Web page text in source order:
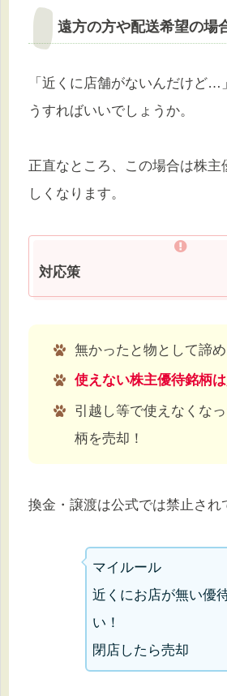
遠方の方や配送希望の場
「近くに店舗がないんだけど…
うすればいいでしょうか。
正直なところ、この場合は株主
しくなります。
対応策
無かったと物として諦め
使えない株主優待銘柄は
引越し等で使えなくな
柄を売却！
換金・譲渡は公式では禁止され
マイルール
近くにお店が無い優
い！
閉店したら売却